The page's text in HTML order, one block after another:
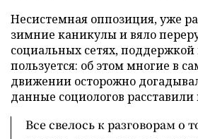
Несистемная оппозиция, уже
зимние каникулы и вяло
социальных сетях,
пользуется: об этом многие в
движении осторожно
данные социологов расставили
Все свелось к разговорам о